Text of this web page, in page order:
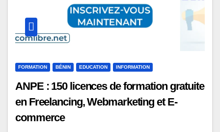
FORMATION BÉNIN EDUCATION INFORMATION
ANPE : 150 licences de formation gratuite
en Freelancing, Webmarketing et E-
commerce